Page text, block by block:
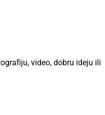
video, dobru ideju ili